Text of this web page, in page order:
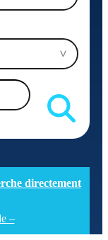
directement
–